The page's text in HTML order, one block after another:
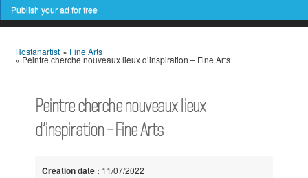
Publish your ad for free
Hostanartist » Fine Arts
» Peintre cherche nouveaux lieux d’inspiration – Fine Arts
Peintre cherche nouveaux lieux
d’inspiration – Fine Arts
Creation date : 11/07/2022